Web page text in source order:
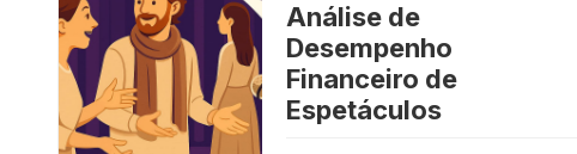
Análise de
Desempenho
Financeiro de
Espetáculos